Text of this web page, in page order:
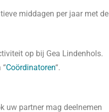
middagen per jaar met de
op bij Gea Lindenhols.
“Coördinatoren“.
uw partner mag deelnemen